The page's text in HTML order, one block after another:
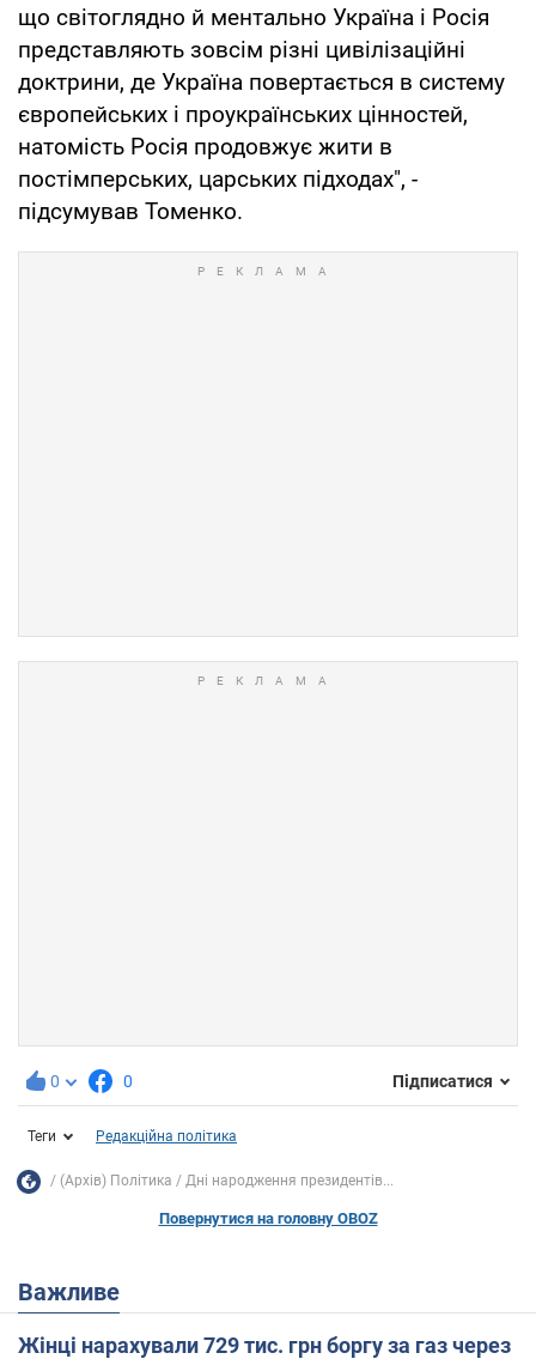
що світоглядно й ментально Україна і Росія
представляють зовсім різні цивілізаційні
доктрини, де Україна повертається в систему
європейських і проукраїнських цінностей,
натомість Росія продовжує жити в
постімперських, царських підходах", -
підсумував Томенко.
0 0 Підписатися
Теги Редакційна політика
(Архів) Політика Дні народження президентів...
Повернутися на головну OBOZ
Важливе
Жінці нарахували 729 тис. грн боргу за газ через